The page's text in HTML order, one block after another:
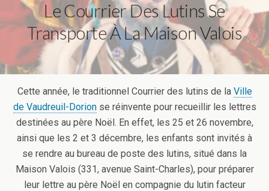
Le Courrier Des Lutins Se
Transporte À La Maison Valois
Cette année, le traditionnel Courrier des lutins de la Ville
de Vaudreuil-Dorionse réinvente pour recueillir les lettres
destinées au père Noël. En effet, les 25 et 26 novembre,
ainsi que les 2 et 3 décembre, les enfants sont invités à
se rendre au bureau de poste des lutins, situé dans la
Maison Valois (331, avenue Saint-Charles), pour préparer
leur lettre au père Noël en compagnie du lutin facteur